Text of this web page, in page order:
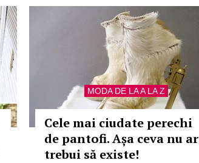
MODA DE LA A LA Z
Cele mai ciudate perechi
de pantofi. Așa ceva nu ar
trebui să existe!